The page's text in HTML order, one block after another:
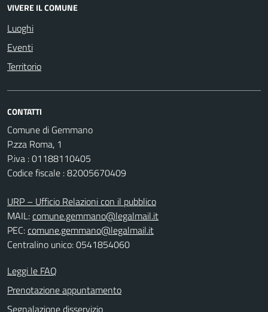
VIVERE IL COMUNE
Luoghi
Eventi
Territorio
CONTATTI
Comune di Gemmano
P.zza Roma, 1
P.iva : 01188110405
Codice fiscale : 82005670409
URP – Ufficio Relazioni con il pubblico
MAIL:comune.gemmano@legalmail.it
PEC:comune.gemmano@legalmail.it
Centralino unico: 0541854060
Leggi le FAQ
Prenotazione appuntamento
Segnalazione disservizio